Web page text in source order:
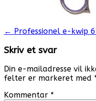
Post
navigation
← Professionel e-kwip
Skriv et svar
Din e-mailadresse vil
felter er markeret med
Kommentar *